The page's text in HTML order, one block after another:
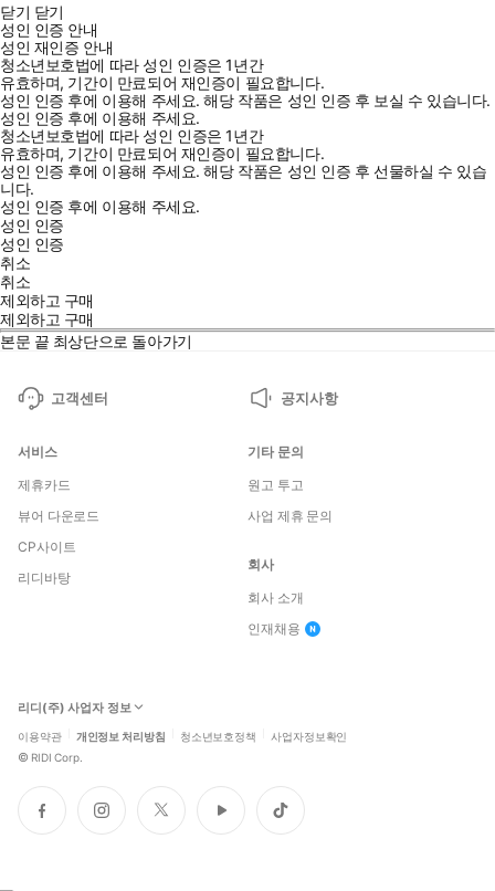
닫기 닫기
성인 인증 안내
성인 재인증 안내
청소년보호법에 따라 성인 인증은 1년간
유효하며, 기간이 만료되어 재인증이 필요합니다.
성인 인증 후에 이용해 주세요.해당 작품은 성인 인증 후 보실 수 있습니다.
성인 인증 후에 이용해 주세요.
청소년보호법에 따라 성인 인증은 1년간
유효하며, 기간이 만료되어 재인증이 필요합니다.
성인 인증 후에 이용해 주세요.해당 작품은 성인 인증 후 선물하실 수 있습
니다.
성인 인증 후에 이용해 주세요.
성인 인증
성인 인증
취소
취소
제외하고 구매
제외하고 구매
본문 끝 최상단으로 돌아가기
고객센터 공지사항
서비스
제휴카드
뷰어 다운로드
CP사이트
리디바탕
기타 문의
원고 투고
사업 제휴 문의
회사
회사 소개
인재채용
리디(주) 사업자 정보
이용약관 개인정보 처리방침 청소년보호정책 사업자정보확인
© RIDI Corp.
페
이
인
스
트
위
유
튜
틱
톡